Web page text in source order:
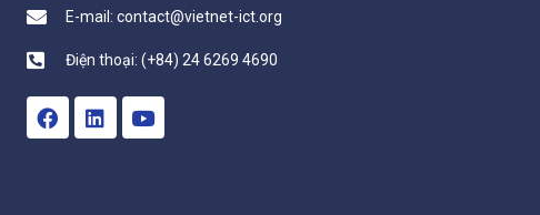
E-mail: contact@vietnet-ict.org
Điện thoại: (+84) 24 6269 4690
F
a
L
i
Y
o